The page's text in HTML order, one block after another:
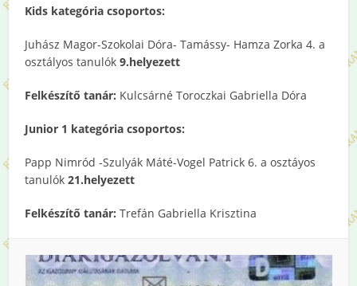
Kids kategória csoportos:
Juhász Magor-Szokolai Dóra- Tamássy- Hamza Zorka 4. a
osztályos tanulók 9.helyezett
Felkészítő tanár: Kulcsárné Toroczkai Gabriella Dóra
Junior 1 kategória csoportos:
Papp Nimród -Szulyák Máté-Vogel Patrick 6. a osztáyos
tanulók21.helyezett
Felkészítő tanár:Trefán Gabriella Krisztina